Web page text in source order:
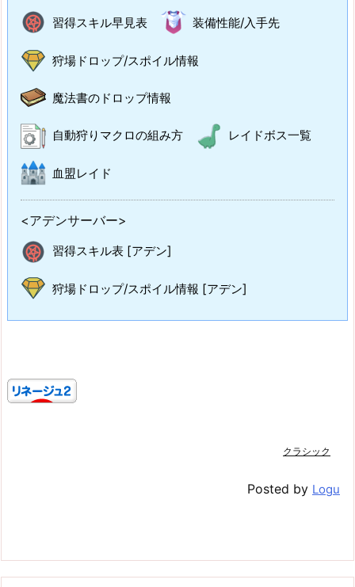
習得スキル早見表 装備性能/入手先
狩場ドロップ/スポイル情報
魔法書のドロップ情報
自動狩りマクロの組み方 レイドボス一覧
血盟レイド
<アデンサーバー>
習得スキル表 [アデン]
狩場ドロップ/スポイル情報 [アデン]
クラシック
Posted by Logu